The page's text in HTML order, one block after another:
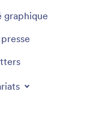
graphique